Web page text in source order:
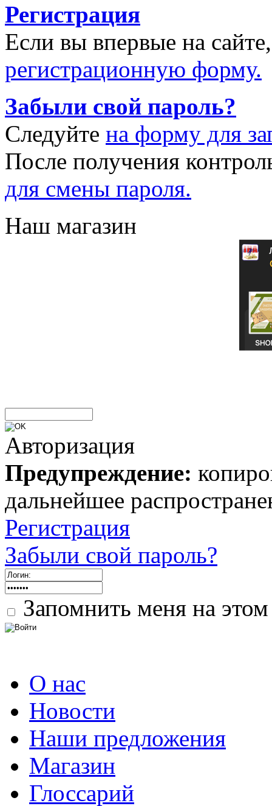
Регистрация
Если вы впервые на
регистрационную форму.
Забыли свой пароль?
Следуйте на форму для
После получения
для смены пароля.
Наш магазин
Авторизация
Предупреждение:
дальнейшее
Регистрация
Забыли свой пароль?
Запомнить меня на
О нас
Новости
Наши предложения
Магазин
Глоссарий